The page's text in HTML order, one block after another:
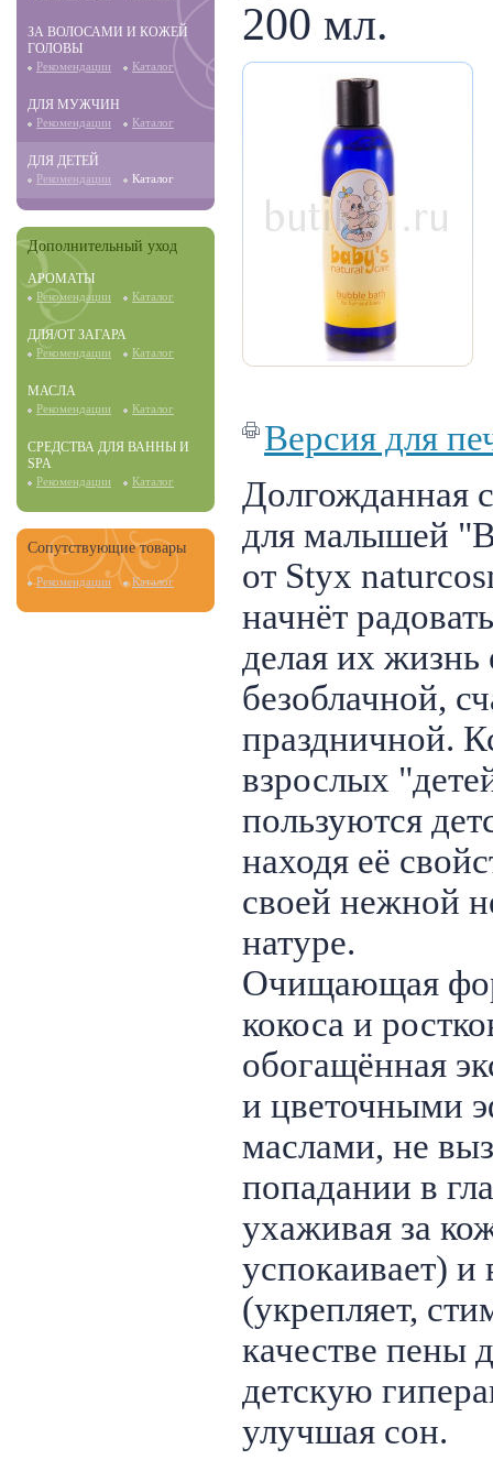
ЗА ВОЛОСАМИ И КОЖЕЙ
ГОЛОВЫ
Рекомендации Каталог
ДЛЯ МУЖЧИН
Рекомендации Каталог
ДЛЯ ДЕТЕЙ
Рекомендации Каталог
Дополнительный уход
АРОМАТЫ
Рекомендации Каталог
ДЛЯ/ОТ ЗАГАРА
Рекомендации Каталог
МАСЛА
Рекомендации Каталог
СРЕДСТВА ДЛЯ ВАННЫ И
SPA
Рекомендации Каталог
Сопутствующие товары
Рекомендации Каталог
200 мл.
Версия для
Долгожданная
для малышей
от Styx
начнёт
делая их жизнь
безоблачной,
праздничной.
взрослых
пользуются
находя её
своей нежной
натуре.
Очищающая
кокоса и
обогащённая
и цветочными
маслами, не
попадании в
ухаживая за
успокаивает) и
(укрепляет,
качестве пены
детскую
улучшая сон.